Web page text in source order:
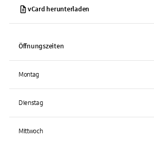
vCard herunterladen
Öffnungszeiten
Montag
Dienstag
Mittwoch